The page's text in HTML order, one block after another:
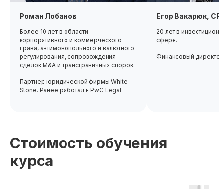
Роман Лобанов
Более 10 лет в области
корпоративного и коммерческого
права, антимонопольного и валютного
регулирования, сопровождения
сделок M&A и трансграничных споров.
Партнер юридической фирмы White
Stone. Ранее работал в PwC Legal
Егор Вакарюк,
20 лет в
сфере.
Финансовый
Стоимость обучения
курса